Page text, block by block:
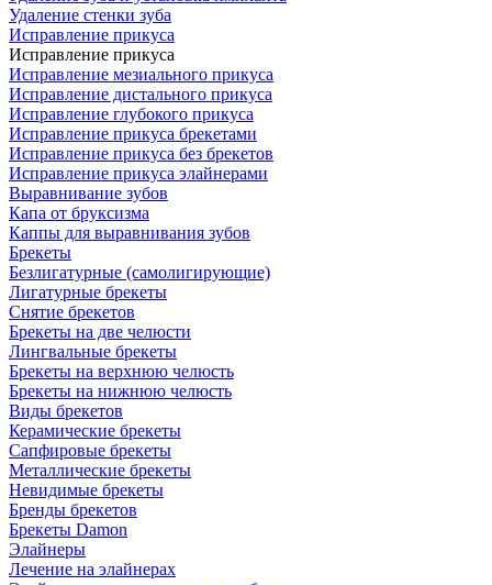
Удаление стенки зуба
Исправление прикуса
Исправление прикуса
Исправление мезиального прикуса
Исправление дистального прикуса
Исправление глубокого прикуса
Исправление прикуса брекетами
Исправление прикуса без брекетов
Исправление прикуса элайнерами
Выравнивание зубов
Капа от бруксизма
Каппы для выравнивания зубов
Брекеты
Безлигатурные (самолигирующие)
Лигатурные брекеты
Снятие брекетов
Брекеты на две челюсти
Лингвальные брекеты
Брекеты на верхнюю челюсть
Брекеты на нижнюю челюсть
Виды брекетов
Керамические брекеты
Сапфировые брекеты
Металлические брекеты
Невидимые брекеты
Бренды брекетов
Брекеты Damon
Элайнеры
Лечение на элайнерах